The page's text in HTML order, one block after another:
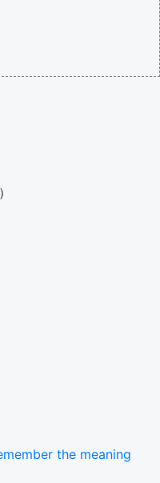
）
the meaning